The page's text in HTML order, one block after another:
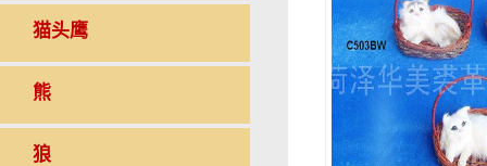
猫头鹰
熊
狼